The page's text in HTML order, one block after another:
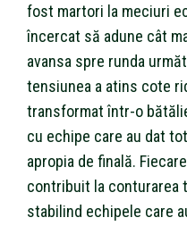
fost martori la meciuri
încercat să adune cât
avansa spre runda
tensiunea a atins cote
transformat într-o
cu echipe care au dat
apropia de finală.
contribuit la conturarea
stabilind echipele care